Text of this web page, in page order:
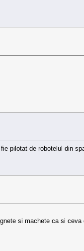
pilotat de robotelul din
si machete ca si